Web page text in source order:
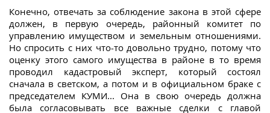
Конечно, отвечать за соблюдение закона в этой сфере
должен, в первую очередь, районный комитет по
управлению имуществом и земельным отношениями.
Но спросить с них что-то довольно трудно, потому что
оценку этого самого имущества в районе в то время
проводил кадастровый эксперт, который состоял
сначала в светском, а потом и в официальном браке с
председателем КУМИ... Она в свою очередь должна
была согласовывать все важные сделки с главой